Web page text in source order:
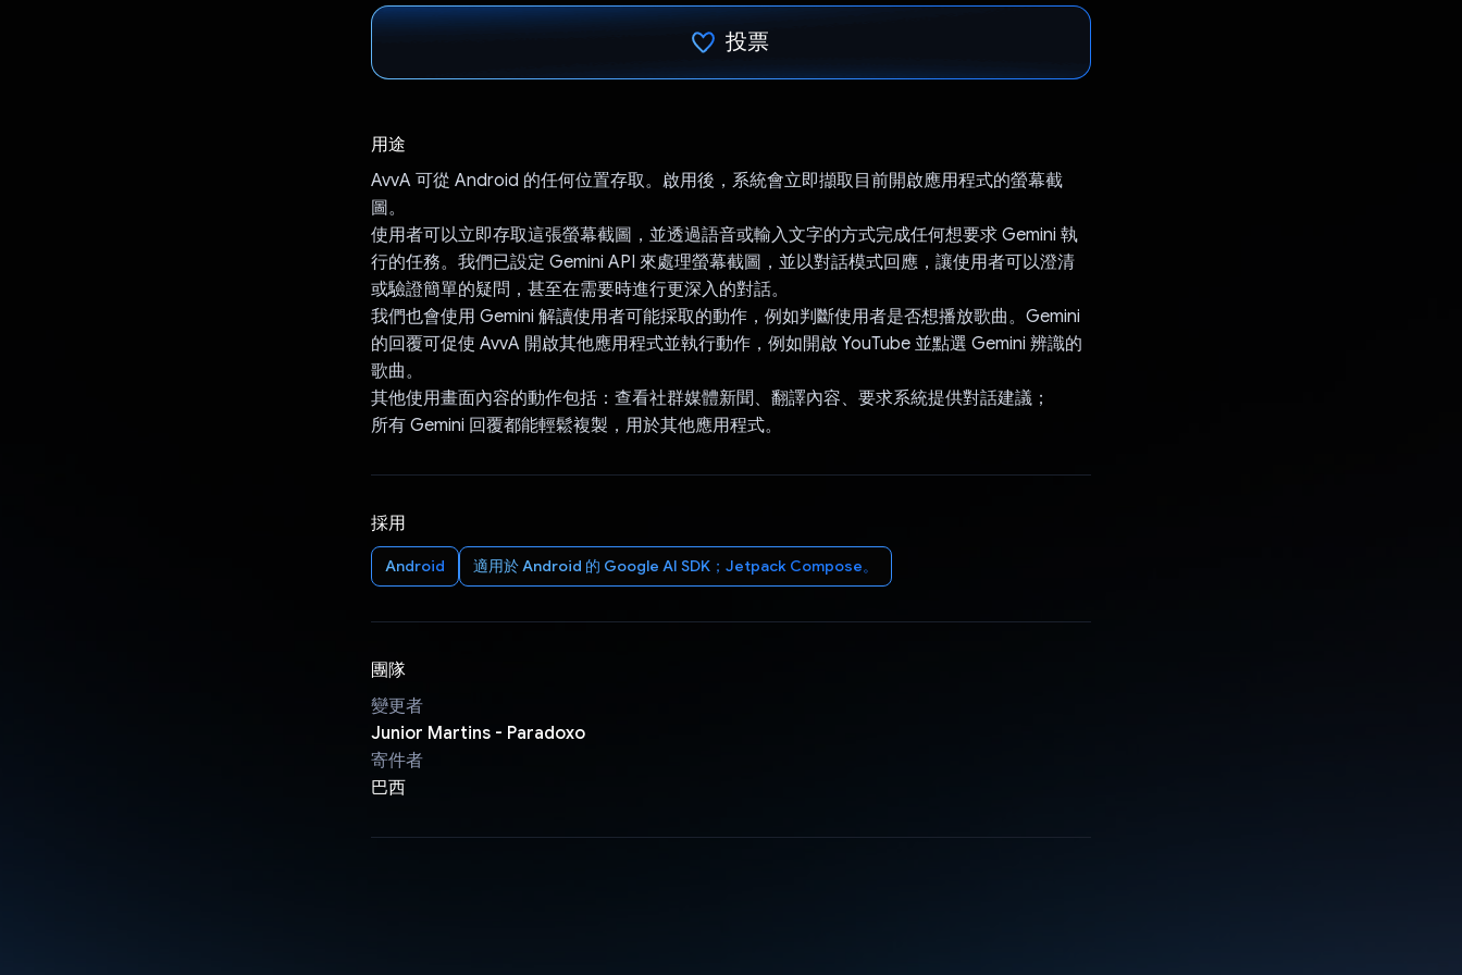
投票
用途
AvvA 可從 Android 的任何位置存取。啟用後，系統會立即擷取目前開啟應用程式的螢幕截
圖。
使用者可以立即存取這張螢幕截圖，並透過語音或輸入文字的方式完成任何想要求 Gemini 執
行的任務。我們已設定 Gemini API 來處理螢幕截圖，並以對話模式回應，讓使用者可以澄清
或驗證簡單的疑問，甚至在需要時進行更深入的對話。
我們也會使用 Gemini 解讀使用者可能採取的動作，例如判斷使用者是否想播放歌曲。Gemini
的回覆可促使 AvvA 開啟其他應用程式並執行動作，例如開啟 YouTube 並點選 Gemini 辨識的
歌曲。
其他使用畫面內容的動作包括：查看社群媒體新聞、翻譯內容、要求系統提供對話建議；
所有 Gemini 回覆都能輕鬆複製，用於其他應用程式。
採用
Android 適用於 Android 的 Google AI SDK；Jetpack Compose。
團隊
變更者
Junior Martins - Paradoxo
寄件者
巴西